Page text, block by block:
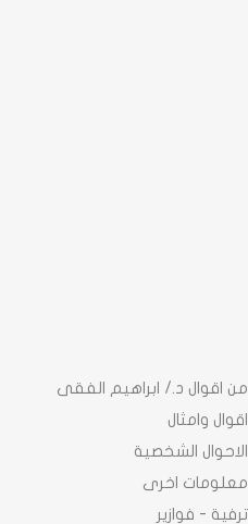
من اقوال د./ ابراهيم الفقى
اقوال وامثال
الاحوال الشخصية
معلومات اخرى
ترفية - فوازير